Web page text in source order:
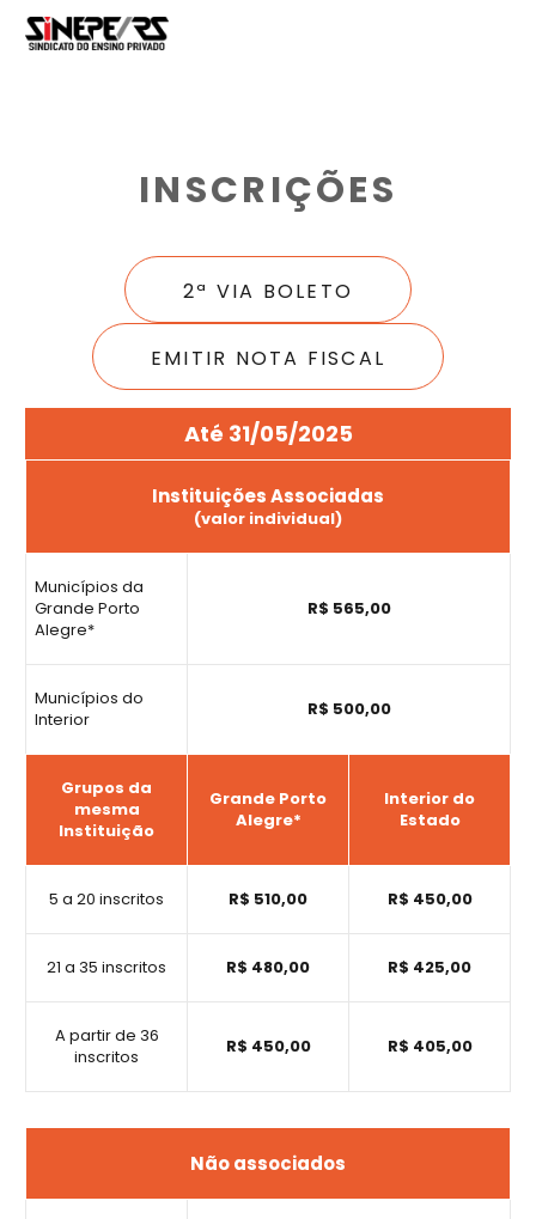
INSCRIÇÕES
2ª VIA BOLETO
EMITIR NOTA FISCAL
Até 31/05/2025
Instituições Associadas
(valor individual)
Municípios da
Grande Porto
Alegre*
R$ 565,00
Municípios do
Interior
R$ 500,00
Grupos da
mesma
Instituição
Grande Porto
Alegre*
Interior do
Estado
5 a 20 inscritos R$ 510,00 R$ 450,00
21 a 35 inscritos R$ 480,00 R$ 425,00
A partir de 36
inscritos
R$ 450,00 R$ 405,00
Não associados